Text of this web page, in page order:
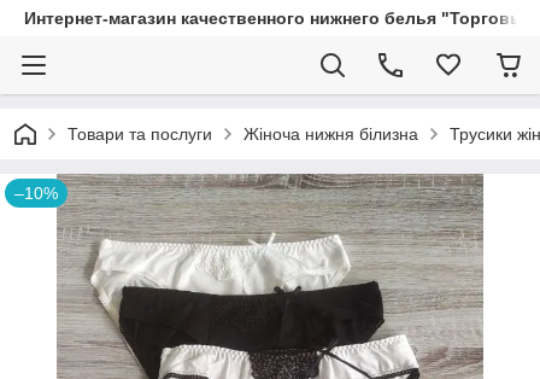
Интернет-магазин качественного нижнего белья
Товари та послуги Жіноча нижня білизна Трусики
–10%